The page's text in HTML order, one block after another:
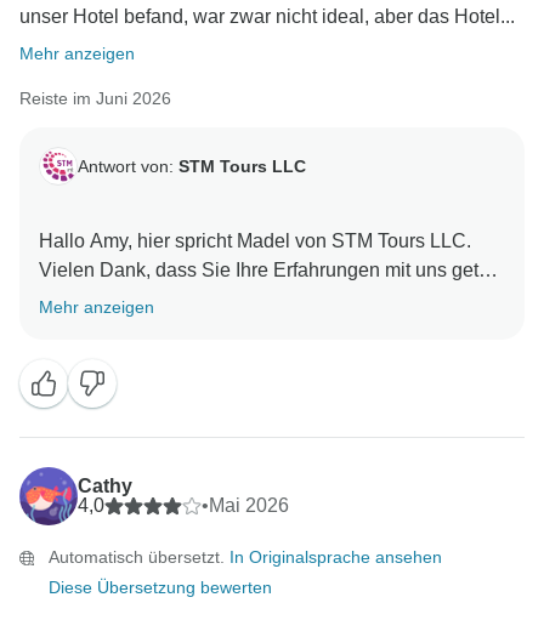
unser Hotel befand, war zwar nicht ideal, aber das Hotel...
Mehr anzeigen
Reiste im Juni 2026
Antwort von: STM Tours LLC
Hallo Amy, hier spricht Madel von STM Tours LLC.
Vielen Dank, dass Sie Ihre Erfahrungen mit uns geteilt
haben. Es freut uns sehr zu hören, dass Ihnen die
ausgewogene Mischung aus Freizeit und
organisierten Aktivitäten geschätzt haben. Wir achten
stets darauf, dass die von uns ausgewählten Hotels
für unsere Reisenden sicher und komfortabel sind.
Ihre Anmerkungen sind sehr wertvoll für uns, und wir
werden unsere Dienstleistungen weiter verbessern.
Es war uns eine Freude, Sie bei uns zu haben, und
wir hoffen, Sie auf zukünftigen Reisen wieder
Mehr anzeigen
Cathy
4,0
•Mai 2026
Automatisch übersetzt. In Originalsprache ansehen
Diese Übersetzung bewerten